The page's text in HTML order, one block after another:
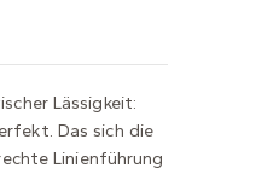
Lässigkeit:
Das sich die
Linienführung